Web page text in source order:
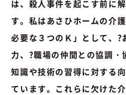
は、殺人事件を起こす前に
す。私はあさひホームの介
必要な３つのＫ」として、?
力、?職場の仲間との協調・
知識や技術の習得に対する
ています。これらに欠けた